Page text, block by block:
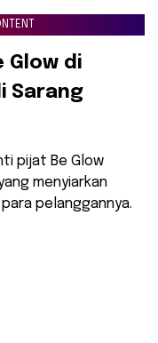
Glow di
Sarang
pijat Be Glow
menyiarkan
pelanggannya.